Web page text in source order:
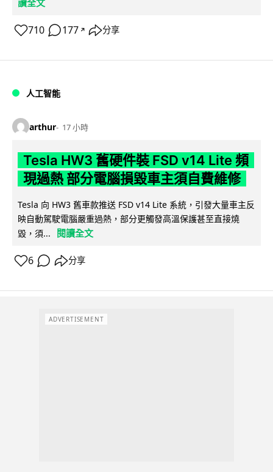
710 177 ↗ 分享
人工智能
arthur 17 小時
Tesla HW3 舊硬件裝 FSD v14 Lite 頻
現過熱 部分電腦損毀車主須自費維修
Tesla 向 HW3 舊車款推送 FSD v14 Lite 系統，引發大量車主反
映自動駕駛電腦嚴重過熱，部分更觸發高溫保護甚至直接燒
毀，須...
閱讀全文
6 分享
ADVERTISEMENT